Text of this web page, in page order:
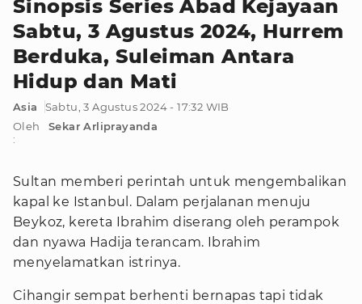
Sinopsis Series Abad Kejayaan
Sabtu, 3 Agustus 2024, Hurrem
Berduka, Suleiman Antara
Hidup dan Mati
Asia
Sabtu, 3 Agustus 2024 - 17:32 WIB
Oleh
:
Sekar Arliprayanda
Sultan memberi perintah untuk mengembalikan
kapal ke Istanbul. Dalam perjalanan menuju
Beykoz, kereta Ibrahim diserang oleh perampok
dan nyawa Hadija terancam. Ibrahim
menyelamatkan istrinya.
Cihangir sempat berhenti bernapas tapi tidak